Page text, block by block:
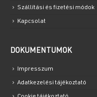
Szállítási és fizetési módok
Kapcsolat
DOKUMENTUMOK
Impresszum
Adatkezelési tájékoztató